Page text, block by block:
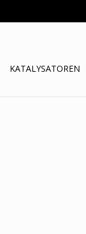
KATALYSATOREN